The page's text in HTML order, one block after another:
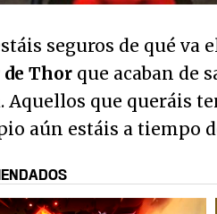
seguros de qué va
Thor que acaban de
Aquellos que queráis
aún estáis a tiempo